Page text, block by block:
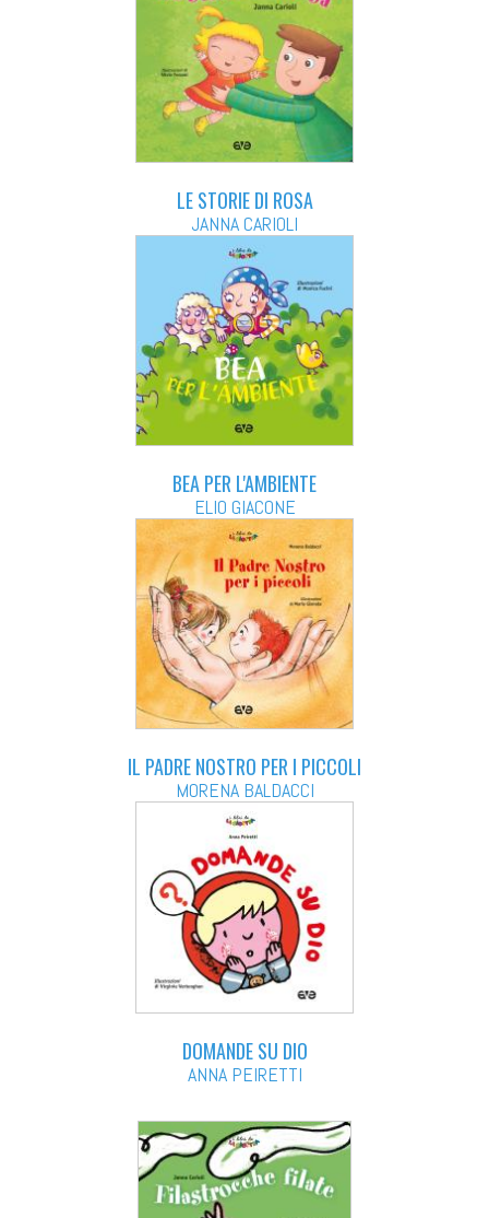
LE STORIE DI ROSA
JANNA CARIOLI
BEA PER L'AMBIENTE
ELIO GIACONE
IL PADRE NOSTRO PER I PICCOLI
MORENA BALDACCI
DOMANDE SU DIO
ANNA PEIRETTI